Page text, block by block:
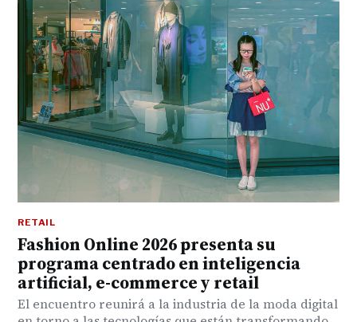
RETAIL
Fashion Online 2026 presenta su
programa centrado en inteligencia
artificial, e-commerce y retail
El encuentro reunirá a la industria de la moda digital